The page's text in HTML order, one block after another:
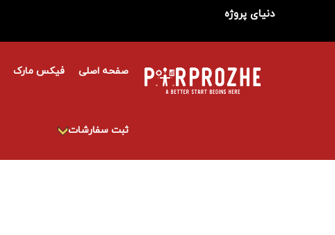
دنیای پروژه
صفحه اصلی فیکس مارک
ثبت سفارشات